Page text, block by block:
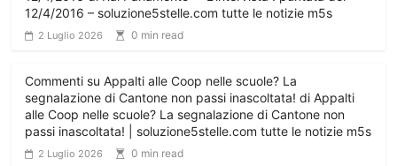
12/4/2016 – soluzione5stelle.com tutte le notizie m5s
2 Luglio 2026 0 min read
Commenti su Appalti alle Coop nelle scuole? La
segnalazione di Cantone non passi inascoltata! di Appalti
alle Coop nelle scuole? La segnalazione di Cantone non
passi inascoltata! | soluzione5stelle.com tutte le notizie m5s
2 Luglio 2026 0 min read